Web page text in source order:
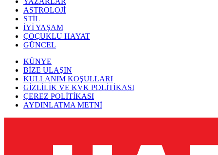
ASTROLOJİ
STİL
İYİ YAŞAM
ÇOÇUKLU HAYAT
GÜNCEL
KÜNYE
BİZE ULAŞIN
KULLANIM KOŞULLARI
GİZLİLİK VE KVK POLİTİKASI
ÇEREZ POLİTİKASI
AYDINLATMA METNİ